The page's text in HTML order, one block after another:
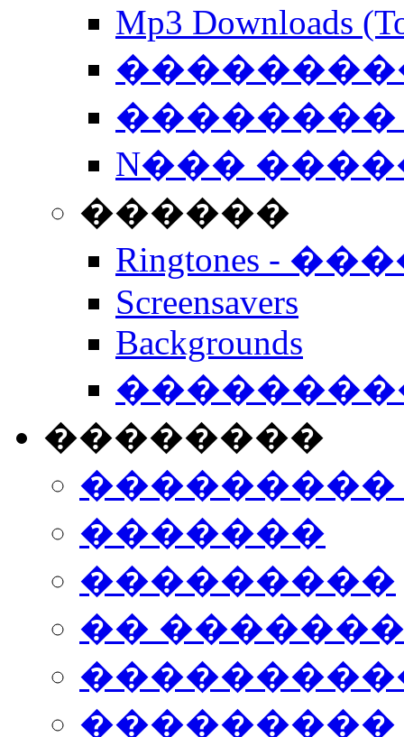
Mp3 Downloads
��������
N���
������
Ringtones -
Screensavers
Backgrounds
��������
���������
�������
���������
��
���������